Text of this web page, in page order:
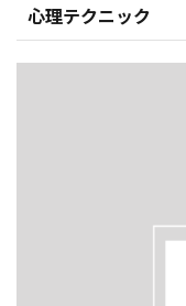
心理テクニック